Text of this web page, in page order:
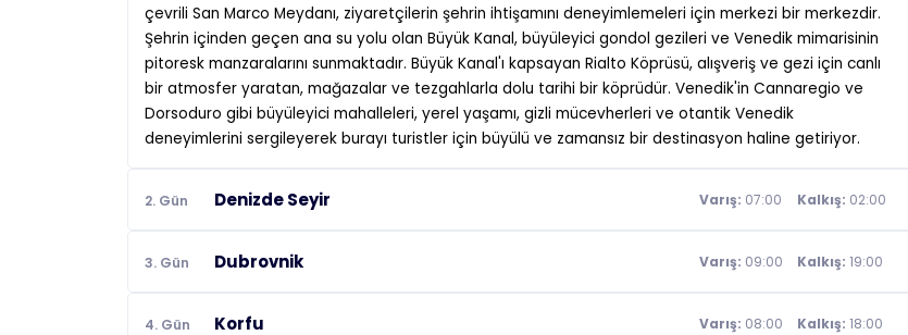
çevrili San Marco Meydanı, ziyaretçilerin şehrin ihtişamını deneyimlemeleri için merkezi bir merkezdir.
Şehrin içinden geçen ana su yolu olan Büyük Kanal, büyüleyici gondol gezileri ve Venedik mimarisinin
pitoresk manzaralarını sunmaktadır. Büyük Kanal'ı kapsayan Rialto Köprüsü, alışveriş ve gezi için canlı
bir atmosfer yaratan, mağazalar ve tezgahlarla dolu tarihi bir köprüdür. Venedik'in Cannaregio ve
Dorsoduro gibi büyüleyici mahalleleri, yerel yaşamı, gizli mücevherleri ve otantik Venedik
deneyimlerini sergileyerek burayı turistler için büyülü ve zamansız bir destinasyon haline getiriyor.
2. Gün Denizde Seyir Varış: 07:00 Kalkış: 02:00
3. Gün Dubrovnik Varış: 09:00 Kalkış: 19:00
4. Gün Korfu Varış: 08:00 Kalkış: 18:00